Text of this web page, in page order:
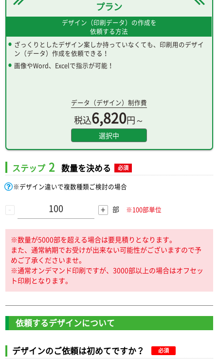
プラン
デザイン（印刷データ）の作成を
依頼する方法
ざっくりとしたデザイン案しか持っていなくても、印刷用のデザイ
ン（データ）作成を依頼できる！
画像やWord、Excelで指示が可能！
データ（デザイン）制作費
税込6,820円～
選択中
ステップ 2 数量を決める 必須
※デザイン違いで複数種類ご検討の場合
- + 部 ※100部単位
※数量が5000部を超える場合は要見積りとなります。
また、通常納期でお受けが出来ない可能性がございますので予
めご了承くださいませ。
※通常オンデマンド印刷ですが、3000部以上の場合はオフセッ
ト印刷となります。
依頼するデザインについて
デザインのご依頼は初めてですか？ 必須